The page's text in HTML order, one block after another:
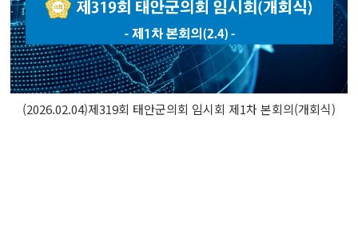
(2026.02.04)제319회 태안군의회 임시회 제1차 본회의(개회식)